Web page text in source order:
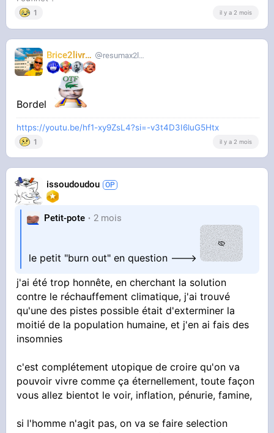
1 il y a 2 mois
Brice2livres resumax2livres
Bordel
https://youtu.be/hf1-xy9ZsL4?si=-v3t4D3I6luG5Htx
1 il y a 2 mois
issoudoudou
Petit-pote 2 mois
le petit "burn out" en question --->
j'ai été trop honnête, en cherchant la solution
contre le réchauffement climatique, j'ai trouvé
qu'une des pistes possible était d'exterminer la
moitié de la population humaine, et j'en ai fais des
insomnies
c'est complétement utopique de croire qu'on va
pouvoir vivre comme ça éternellement, toute façon
vous allez bientot le voir, inflation, pénurie, famine,
si l'homme n'agit pas, on va se faire selection